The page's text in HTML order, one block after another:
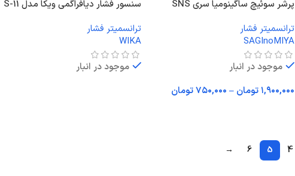
پرشر سوئیچ ساگینومیا سری SNS
ترانسمیتر فشار
SAGInoMIYA
موجود در انبار
۱,۹۰۰,۰۰۰تومان –۷۵۰,۰۰۰تومان
سنسور فشار دیافراگمی ویکا مدل S-11
ترانسمیتر فشار
WIKA
موجود در انبار
4
5
6
→